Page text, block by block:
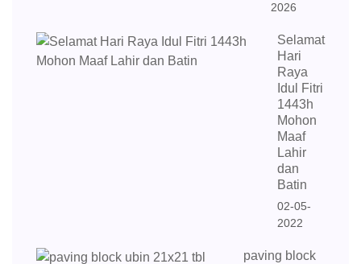
2026
Selamat
Hari
Raya
Idul Fitri
1443h
Mohon
Maaf
Lahir
dan
Batin
02-05-
2022
paving block